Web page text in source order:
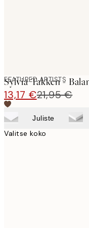
FEATURED ARTISTS
Sylvia Takken -
13,17 €21,95 €
Juliste
Valitse koko